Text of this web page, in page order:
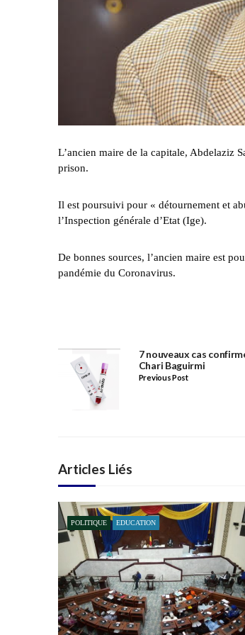
L’ancien maire de la capitale, Abdelaziz
prison.
Il est poursuivi pour « détournement et
l’Inspection générale d’Etat (Ige).
De bonnes sources, l’ancien maire est
pandémie du Coronavirus.
7 nouveaux cas
Chari Baguirmi
Previous Post
Articles Liés
POLITIQUE EDUCATION